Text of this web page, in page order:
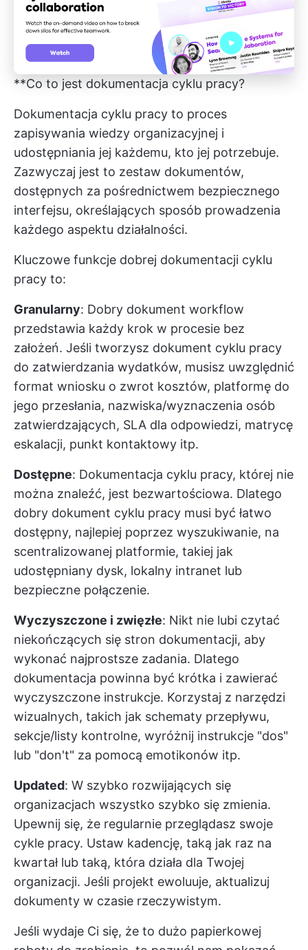
**Co to jest dokumentacja cyklu pracy?
Dokumentacja cyklu pracy to proces
zapisywania wiedzy organizacyjnej i
udostępniania jej każdemu, kto jej potrzebuje.
Zazwyczaj jest to zestaw dokumentów,
dostępnych za pośrednictwem bezpiecznego
interfejsu, określających sposób prowadzenia
każdego aspektu działalności.
Kluczowe funkcje dobrej dokumentacji cyklu
pracy to:
Granularny: Dobry dokument workflow
przedstawia każdy krok w procesie bez
założeń. Jeśli tworzysz dokument cyklu pracy
do zatwierdzania wydatków, musisz uwzględnić
format wniosku o zwrot kosztów, platformę do
jego przesłania, nazwiska/wyznaczenia osób
zatwierdzających, SLA dla odpowiedzi, matrycę
eskalacji, punkt kontaktowy itp.
Dostępne: Dokumentacja cyklu pracy, której nie
można znaleźć, jest bezwartościowa. Dlatego
dobry dokument cyklu pracy musi być łatwo
dostępny, najlepiej poprzez wyszukiwanie, na
scentralizowanej platformie, takiej jak
udostępniany dysk, lokalny intranet lub
bezpieczne połączenie.
Wyczyszczone i zwięzłe: Nikt nie lubi czytać
niekończących się stron dokumentacji, aby
wykonać najprostsze zadania. Dlatego
dokumentacja powinna być krótka i zawierać
wyczyszczone instrukcje. Korzystaj z narzędzi
wizualnych, takich jak schematy przepływu,
sekcje/listy kontrolne, wyróżnij instrukcje "dos"
lub "don't" za pomocą emotikonów itp.
Updated: W szybko rozwijających się
organizacjach wszystko szybko się zmienia.
Upewnij się, że regularnie przeglądasz swoje
cykle pracy. Ustaw kadencję, taką jak raz na
kwartał lub taką, która działa dla Twojej
organizacji. Jeśli projekt ewoluuje, aktualizuj
dokumenty w czasie rzeczywistym.
Jeśli wydaje Ci się, że to dużo papierkowej